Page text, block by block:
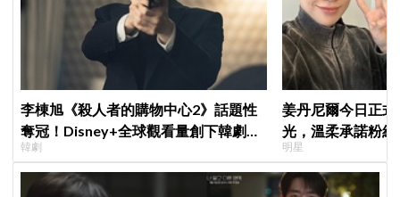
李棟旭《殺人者的購物中心2》話題性
奪冠！Disney+全球觀看量創下韓劇新
紀錄
韓劇
姜丹尼爾今日正
光，溫柔承諾粉
的」
明星